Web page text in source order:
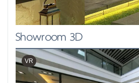
Showroom 3D
VR